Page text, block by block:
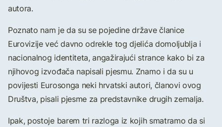
autora.
Poznato nam je da su se pojedine države članice
Eurovizije već davno odrekle tog djelića domoljublja i
nacionalnog identiteta, angažirajući strance kako bi za
njihovog izvođača napisali pjesmu. Znamo i da su u
povijesti Eurosonga neki hrvatski autori, članovi ovog
Društva, pisali pjesme za predstavnike drugih zemalja.
Ipak, postoje barem tri razloga iz kojih smatramo da si